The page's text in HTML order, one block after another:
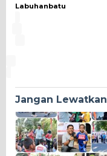
Labuhanbatu
Jangan Lewatkan